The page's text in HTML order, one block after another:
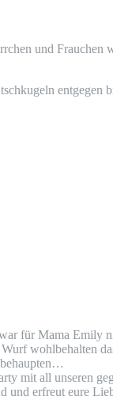
und Frauchen
entgegen
für Mama
wohlbehalten
mit all unseren
und erfreut eure